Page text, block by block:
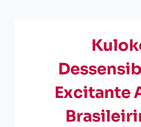
Excitante